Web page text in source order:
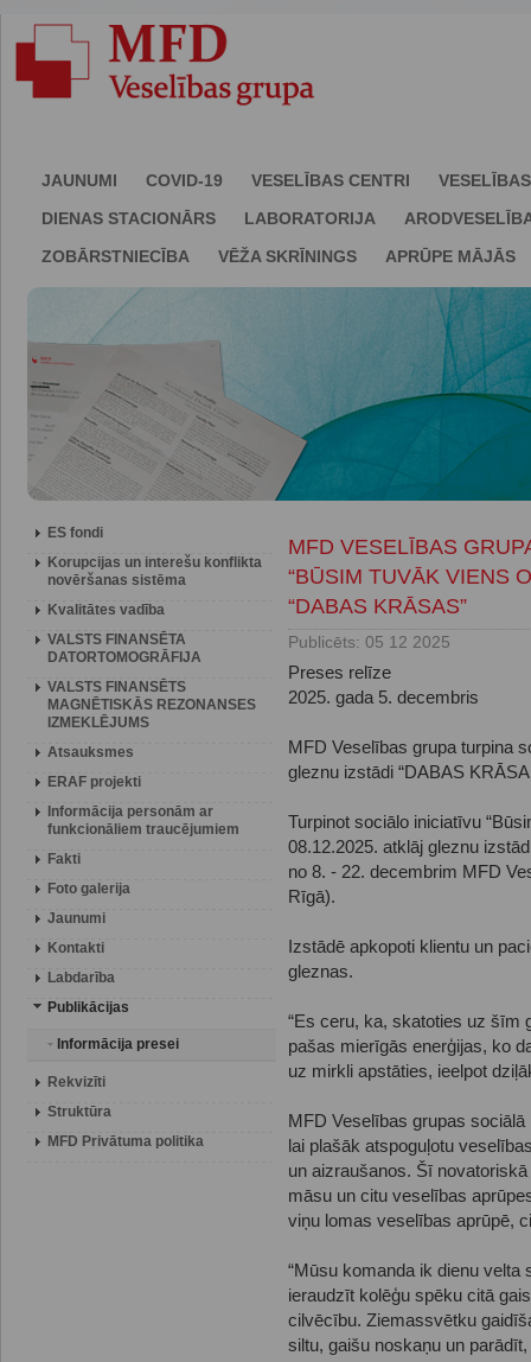
JAUNUMI COVID-19 VESELĪBAS CENTRI
DIENAS STACIONĀRS
LABORATORIJA
ZOBĀRSTNIECĪBA
VĒŽA SKRĪNINGS APRŪPE MĀJĀS
ES fondi
Korupcijas un interešu konflikta
novēršanas sistēma
Kvalitātes vadība
VALSTS FINANSĒTA
DATORTOMOGRĀFIJA
VALSTS FINANSĒTS
MAGNĒTISKĀS REZONANSES
IZMEKLĒJUMS
Atsauksmes
ERAF projekti
Informācija personām ar
funkcionāliem traucējumiem
Fakti
Foto galerija
Jaunumi
Kontakti
Labdarība
Publikācijas
Informācija presei
Rekvizīti
Struktūra
MFD Privātuma politika
MFD VESELĪBAS
“BŪSIM TUVĀK VIENS
“DABAS KRĀSAS”
Publicēts: 05 12 2025
Preses relīze
2025. gada 5. decembris
MFD Veselības grupa turpina
gleznu izstādi “DABAS
Turpinot sociālo iniciatīvu
08.12.2025. atklāj gleznu
no 8. - 22. decembrim MFD
Rīgā).
Izstādē apkopoti klientu un
gleznas.
“Es ceru, ka, skatoties uz šīm
pašas mierīgās enerģijas, ko
uz mirkli apstāties, ieelpot
MFD Veselības grupas
lai plašāk atspoguļotu
un aizraušanos. Šī
māsu un citu veselības
viņu lomas veselības aprūpē,
“Mūsu komanda ik dienu
ieraudzīt kolēģu spēku citā
cilvēcību. Ziemassvētku
siltu, gaišu noskaņu un